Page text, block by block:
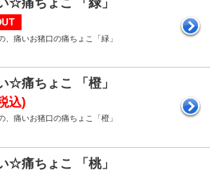
☆痛ちょこ 「緑」
、痛いお猪口の痛ちょこ「緑」
☆痛ちょこ 「橙」
込)
、痛いお猪口の痛ちょこ「橙」
☆痛ちょこ 「桃」